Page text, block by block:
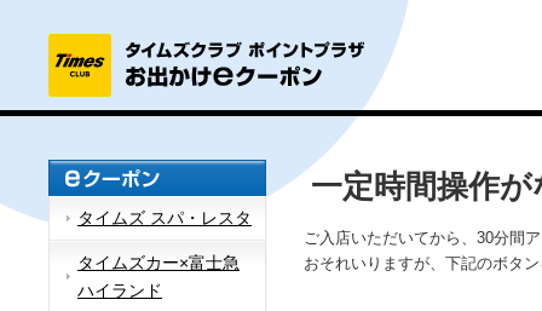
タイムズ スパ・レスタ
タイムズカー×富士急
ハイランド
一定時間操作
ご入店いただいてから、30分間
おそれいりますが、下記のボタ